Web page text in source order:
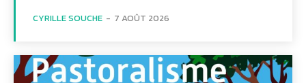
CYRILLE SOUCHE - 7 AOÛT 2026